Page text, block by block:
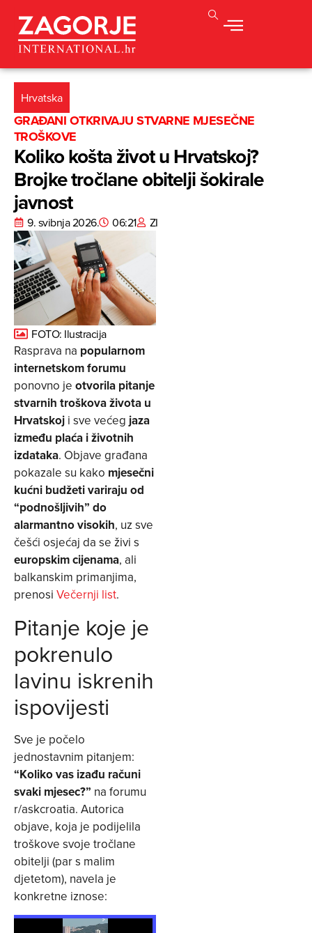
Hrvatska
GRAĐANI OTKRIVAJU STVARNE MJESEČNE
TROŠKOVE
Koliko košta život u Hrvatskoj?
Brojke tročlane obitelji šokirale
javnost
9. svibnja 2026. 06:21 ZI
FOTO: Ilustracija
Rasprava na popularnom
internetskom forumu
ponovno je otvorila pitanje
stvarnih troškova života u
Hrvatskoj i sve većeg jaza
između plaća i životnih
izdataka. Objave građana
pokazale su kako mjesečni
kućni budžeti variraju od
“podnošljivih” do
alarmantno visokih, uz sve
češći osjećaj da se živi s
europskim cijenama, ali
balkanskim primanjima,
prenosi Večernji list.
Pitanje koje je
pokrenulo
lavinu iskrenih
ispovijesti
Sve je počelo
jednostavnim pitanjem:
“Koliko vas izađu računi
svaki mjesec?” na forumu
r/askcroatia. Autorica
objave, koja je podijelila
troškove svoje tročlane
obitelji (par s malim
djetetom), navela je
konkretne iznose: